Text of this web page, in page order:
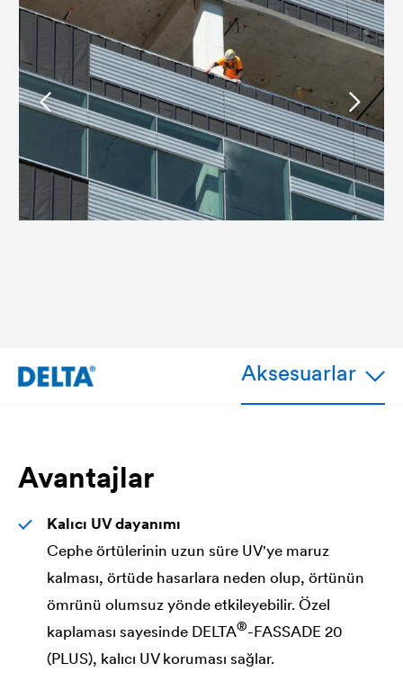
Aksesuarlar
Avantajlar
Kalıcı UV dayanımı
Cephe örtülerinin uzun süre UV'ye maruz
kalması, örtüde hasarlara neden olup, örtünün
ömrünü olumsuz yönde etkileyebilir. Özel
kaplaması sayesinde DELTA®-FASSADE 20
(PLUS), kalıcı UV koruması sağlar.